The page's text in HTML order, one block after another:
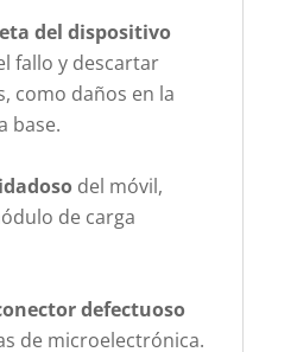
del dispositivo
fallo y descartar
como daños en la
base.
del móvil,
de carga
defectuoso
de microelectrónica.